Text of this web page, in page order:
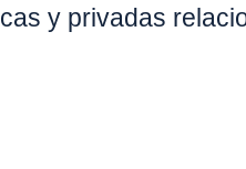
y privadas